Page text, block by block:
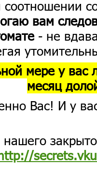
вам
- не
мере у вас
месяц
Вас! И у